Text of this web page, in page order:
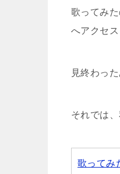
歌ってみ
へアクセス
見終わっ
それでは
歌ってみ